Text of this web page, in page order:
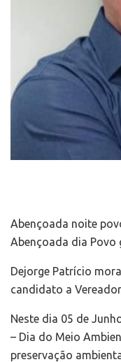
Abençoada noite
Abençoada dia Povo
Dejorge Patrício
candidato a
Neste dia 05 de
– Dia do Meio
preservação